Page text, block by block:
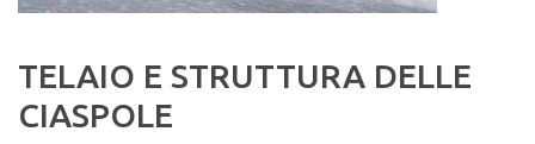
TELAIO E STRUTTURA DELLE
CIASPOLE